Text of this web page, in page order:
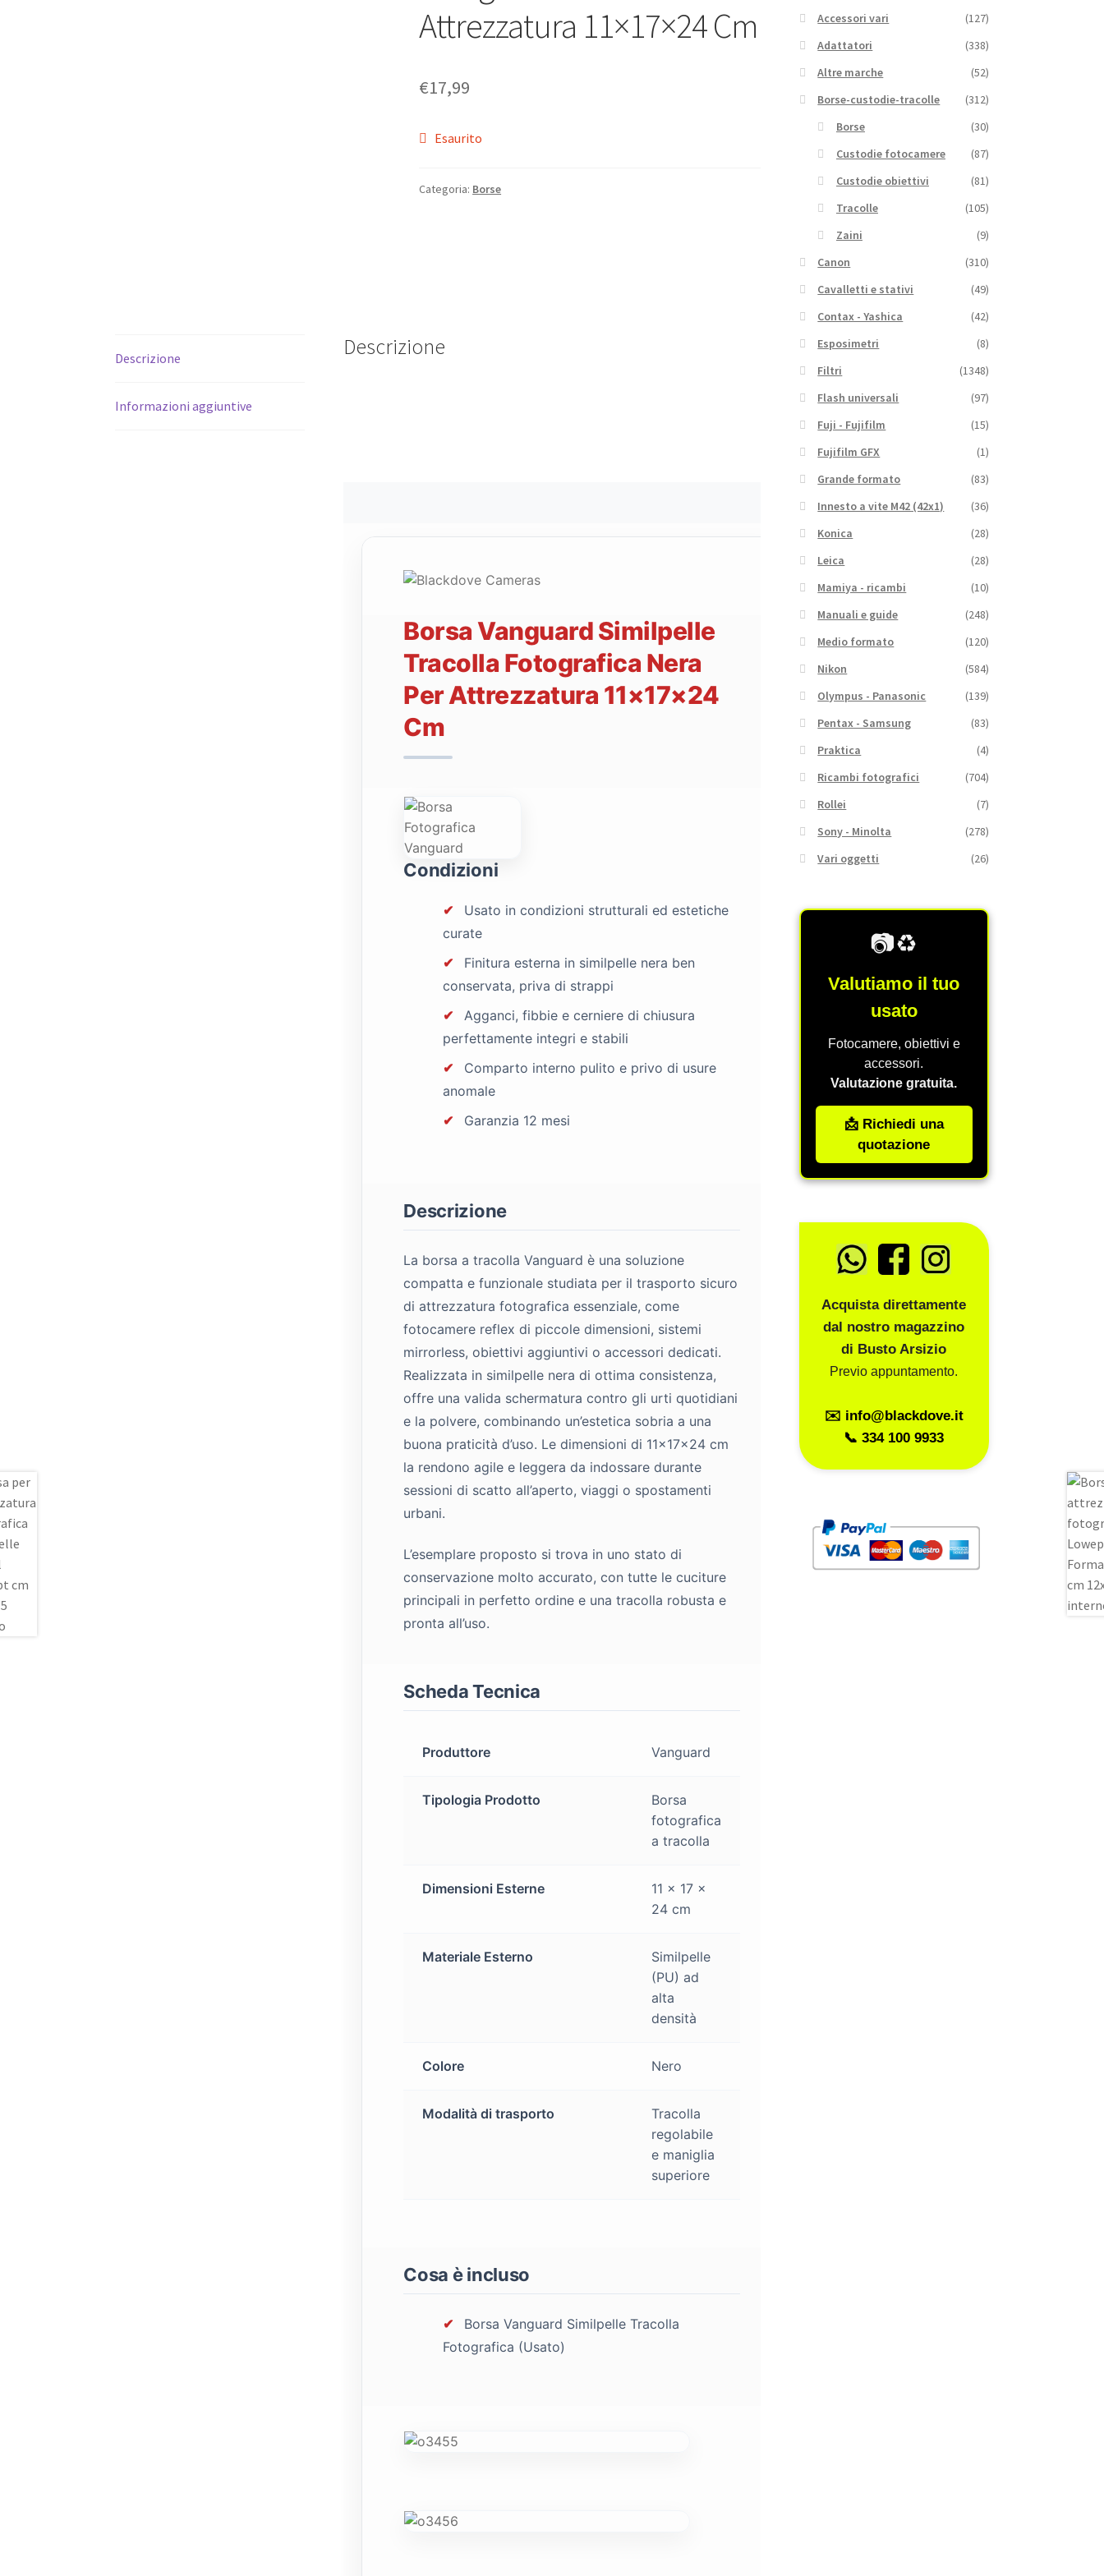
Attrezzatura 11×17×24 Cm
€17,99
Esaurito
Categoria: Borse
Descrizione
Informazioni aggiuntive
Descrizione
Borsa Vanguard Similpelle
Tracolla Fotografica Nera
Per Attrezzatura 11×17×24
Cm
Condizioni
✔
Usato in condizioni strutturali ed estetiche
curate
✔
Finitura esterna in similpelle nera ben
conservata, priva di strappi
✔
Agganci, fibbie e cerniere di chiusura
perfettamente integri e stabili
✔
Comparto interno pulito e privo di usure
anomale
✔
Garanzia 12 mesi
Descrizione
La borsa a tracolla Vanguard è una soluzione
compatta e funzionale studiata per il trasporto sicuro
di attrezzatura fotografica essenziale, come
fotocamere reflex di piccole dimensioni, sistemi
mirrorless, obiettivi aggiuntivi o accessori dedicati.
Realizzata in similpelle nera di ottima consistenza,
offre una valida schermatura contro gli urti quotidiani
e la polvere, combinando un’estetica sobria a una
buona praticità d’uso. Le dimensioni di 11×17×24 cm
la rendono agile e leggera da indossare durante
sessioni di scatto all’aperto, viaggi o spostamenti
urbani.
L’esemplare proposto si trova in uno stato di
conservazione molto accurato, con tutte le cuciture
principali in perfetto ordine e una tracolla robusta e
pronta all’uso.
Scheda Tecnica
Produttore Vanguard
Tipologia Prodotto
Borsa
fotografica
a tracolla
Dimensioni Esterne
11 × 17 ×
24 cm
Materiale Esterno
Similpelle
(PU) ad
alta
densità
Colore Nero
Modalità di trasporto
Tracolla
regolabile
e maniglia
superiore
Cosa è incluso
✔
Borsa Vanguard Similpelle Tracolla
Fotografica (Usato)
Accessori vari
(127)
Adattatori
(338)
Altre marche
(52)
Borse-custodie-tracolle
(312)
Borse
(30)
Custodie fotocamere
(87)
Custodie obiettivi
(81)
Tracolle
(105)
Zaini
(9)
Canon
(310)
Cavalletti e stativi
(49)
Contax - Yashica
(42)
Esposimetri
(8)
Filtri
(1348)
Flash universali
(97)
Fuji - Fujifilm
(15)
Fujifilm GFX
(1)
Grande formato
(83)
Innesto a vite M42 (42x1)
(36)
Konica
(28)
Leica
(28)
Mamiya - ricambi
(10)
Manuali e guide
(248)
Medio formato
(120)
Nikon
(584)
Olympus - Panasonic
(139)
Pentax - Samsung
(83)
Praktica
(4)
Ricambi fotografici
(704)
Rollei
(7)
Sony - Minolta
(278)
Vari oggetti
(26)
📷♻️
Valutiamo il tuo
usato
Fotocamere, obiettivi e
accessori.
Valutazione gratuita.
📩 Richiedi una
quotazione
Acquista direttamente
dal nostro magazzino
di Busto Arsizio
Previo appuntamento.
✉️ info@blackdove.it
📞 334 100 9933